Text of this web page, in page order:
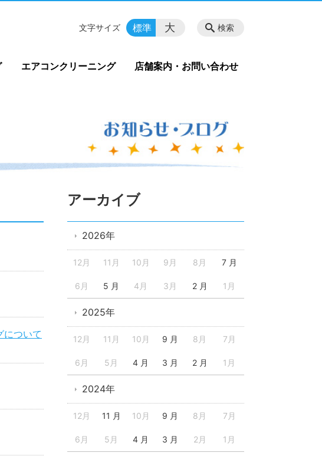
エアコンクリーニング 店舗案内・お問い合わせ
検索
文字サイズ 標準 大
について
アーカイブ
2026年
12月 11月 10月 9月 8月 7 月
6月 5 月 4月 3月 2 月 1月
2025年
12月 11月 10月 9 月 8月 7月
6月 5月 4 月 3 月 2 月 1月
2024年
12月 11 月 10月 9 月 8月 7月
6月 5月 4 月 3 月 2月 1月